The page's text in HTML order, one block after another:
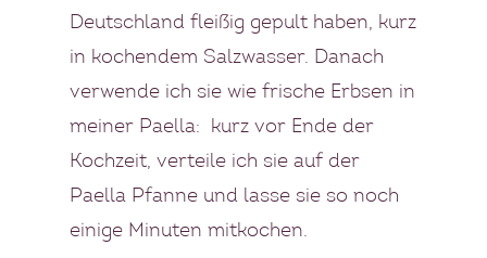
Deutschland fleißig gepult haben, kurz
in kochendem Salzwasser. Danach
verwende ich sie wie frische Erbsen in
meiner Paella: kurz vor Ende der
Kochzeit, verteile ich sie auf der
Paella Pfanne und lasse sie so noch
einige Minuten mitkochen.
KOCHBUCH
SPECIALS
MEHRTAGES PAKETE
BLOG